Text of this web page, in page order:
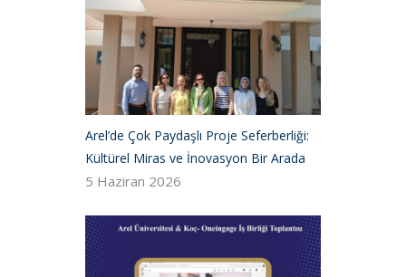
Arel’de Çok Paydaşlı Proje Seferberliği:
Kültürel Miras ve İnovasyon Bir Arada
5 Haziran 2026